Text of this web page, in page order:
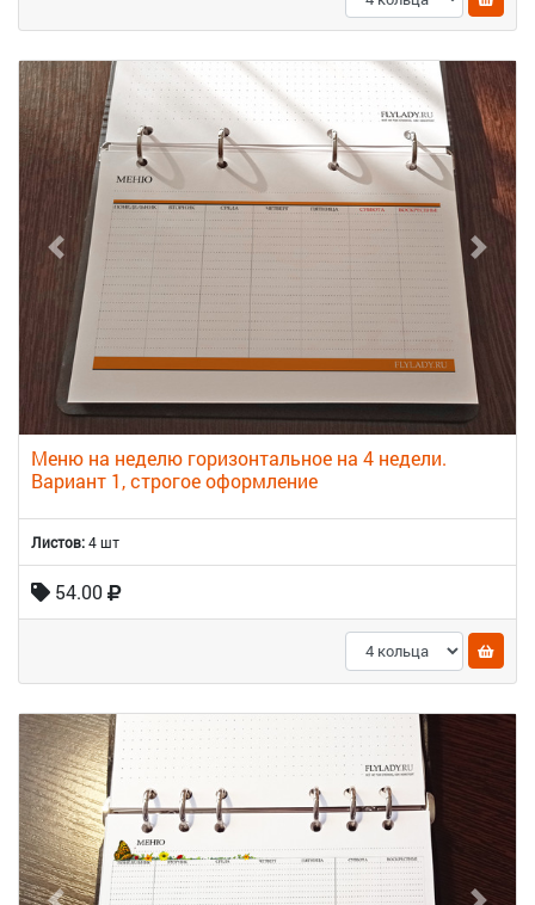
Меню на неделю горизонтальное на 4 недели.
Вариант 1, строгое оформление
Листов:4 шт
54.00